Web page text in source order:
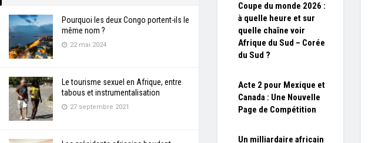
Pourquoi les deux Congo portent-ils le
même nom ?
22 mai 2024
Le tourisme sexuel en Afrique, entre
tabous et instrumentalisation
27 septembre 2021
Coupe du monde 2026 :
à quelle heure et sur
quelle chaîne voir
Afrique du Sud – Corée
du Sud ?
Acte 2 pour Mexique et
Canada : Une Nouvelle
Page de Compétition
Un milliardaire africain